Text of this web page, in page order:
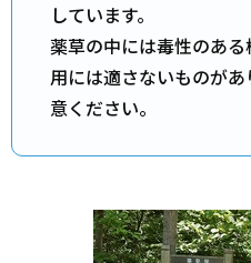
しています。
薬草の中には毒性のあ
用には適さないものが
意ください。